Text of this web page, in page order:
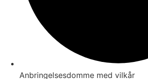
Anbringelsesdomme med vilkår